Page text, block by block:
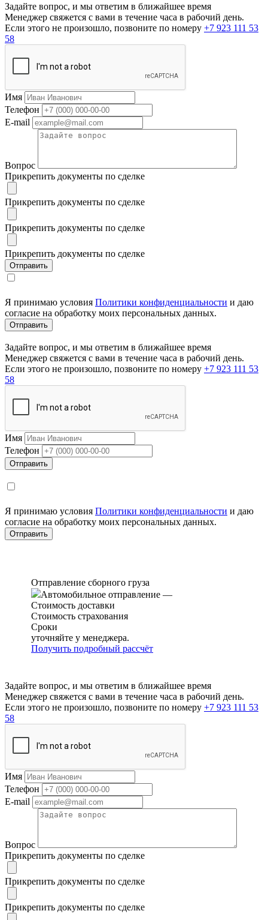
Задайте вопрос, и мы ответим в ближайшее время
Менеджер свяжется с вами в течение часа в рабочий день.
Если этого не произошло, позвоните по номеру +7 923 111 53
58
Имя
Телефон
E-mail
Вопрос
Прикрепить документы по сделке
Прикрепить документы по сделке
Прикрепить документы по сделке
Прикрепить документы по сделке
Я принимаю условия Политики конфиденциальности и даю
согласие на обработку моих персональных данных.
Задайте вопрос, и мы ответим в ближайшее время
Менеджер свяжется с вами в течение часа в рабочий день.
Если этого не произошло, позвоните по номеру +7 923 111 53
58
Имя
Телефон
Я принимаю условия Политики конфиденциальности и даю
согласие на обработку моих персональных данных.
Отправление сборного груза
Автомобильное отправление —
Стоимость доставки
Стоимость страхования
Сроки
уточняйте у менеджера.
Получить подробный рассчёт
Задайте вопрос, и мы ответим в ближайшее время
Менеджер свяжется с вами в течение часа в рабочий день.
Если этого не произошло, позвоните по номеру +7 923 111 53
58
Имя
Телефон
E-mail
Вопрос
Прикрепить документы по сделке
Прикрепить документы по сделке
Прикрепить документы по сделке